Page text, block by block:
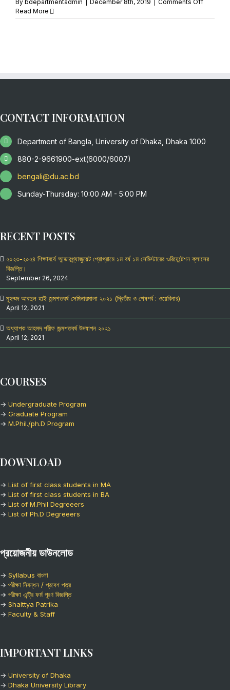
By bdepartmentadmin December 8th, 2019 Comments Off
Result
Read More
CONTACT INFORMATION
Department of Bangla, University of Dhaka, Dhaka 1000
880-2-9661900-ext(6000/6007)
bengali@du.ac.bd
Sunday-Thursday: 10:00 AM - 5:00 PM
RECENT POSTS
২০২৩-২০২৪ শিক্ষাবর্ষে আন্ডারগ্র্যাজুয়েট প্রোগ্রামে ১ম বর্ষ ১ম সেমিস্টারের ওরিয়েন্টেশন ক্লাসের
বিজ্ঞপ্তি।
September 26, 2024
মুহম্মদ আবদুল হাই জন্মশতবর্ষ সেমিনারমালা ২০২১ (দ্বিতীয় ও শেষপর্ব : ওয়েবিনার)
April 12, 2021
অধ্যাপক আহমদ শরীফ জন্মশতবর্ষ উদযাপন ২০২১
April 12, 2021
COURSES
→ Undergraduate Program
→ Graduate Program
→ M.Phil./ph.D Program
DOWNLOAD
→ List of first class students in MA
→ List of first class students in BA
→ List of M.Phil Degreeers
→ List of Ph.D Degreeers
প্রয়োজনীয় ডাউনলোড
→ Syllabus বাংলা
→ পরীক্ষা নিবন্ধন / প্রবেশ পত্র
→ পরীক্ষা এন্ট্রি ফর্ম পূরণ বিজ্ঞপ্তি
→ Shaittya Patrika
→ Faculty & Staff
IMPORTANT LINKS
→ University of Dhaka
→ Dhaka University Library